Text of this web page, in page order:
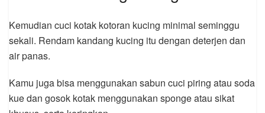
Kemudian cuci kotak kotoran kucing minimal seminggu
sekali. Rendam kandang kucing itu dengan deterjen dan
air panas.
Kamu juga bisa menggunakan sabun cuci piring atau soda
kue dan gosok kotak menggunakan sponge atau sikat